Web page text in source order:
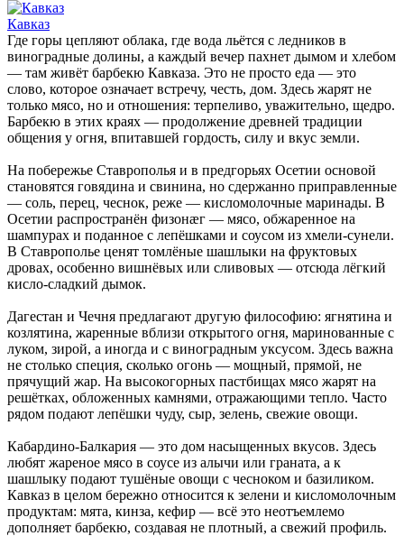
Кавказ
Где горы цепляют облака, где вода льётся с ледников в
виноградные долины, а каждый вечер пахнет дымом и хлебом
— там живёт барбекю Кавказа. Это не просто еда — это
слово, которое означает встречу, честь, дом. Здесь жарят не
только мясо, но и отношения: терпеливо, уважительно, щедро.
Барбекю в этих краях — продолжение древней традиции
общения у огня, впитавшей гордость, силу и вкус земли.
На побережье Ставрополья и в предгорьях Осетии основой
становятся говядина и свинина, но сдержанно приправленные
— соль, перец, чеснок, реже — кисломолочные маринады. В
Осетии распространён физонӕг — мясо, обжаренное на
шампурах и поданное с лепёшками и соусом из хмели-сунели.
В Ставрополье ценят томлёные шашлыки на фруктовых
дровах, особенно вишнёвых или сливовых — отсюда лёгкий
кисло-сладкий дымок.
Дагестан и Чечня предлагают другую философию: ягнятина и
козлятина, жаренные вблизи открытого огня, маринованные с
луком, зирой, а иногда и с виноградным уксусом. Здесь важна
не столько специя, сколько огонь — мощный, прямой, не
прячущий жар. На высокогорных пастбищах мясо жарят на
решётках, обложенных камнями, отражающими тепло. Часто
рядом подают лепёшки чуду, сыр, зелень, свежие овощи.
Кабардино-Балкария — это дом насыщенных вкусов. Здесь
любят жареное мясо в соусе из алычи или граната, а к
шашлыку подают тушёные овощи с чесноком и базиликом.
Кавказ в целом бережно относится к зелени и кисломолочным
продуктам: мята, кинза, кефир — всё это неотъемлемо
дополняет барбекю, создавая не плотный, а свежий профиль.